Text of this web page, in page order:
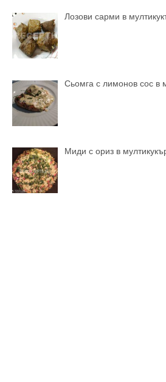
Лозови сарми в
Сьомга с лимонов сос в
Миди с ориз в